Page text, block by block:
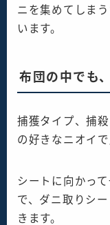
ニを集めてしま
います。
布団の中でも
捕獲タイプ、捕
の好きなニオイ
シートに向かっ
で、ダニ取りシ
きます。